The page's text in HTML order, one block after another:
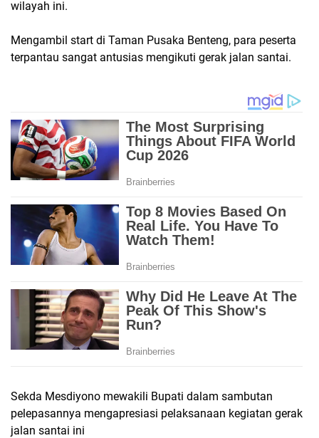
wilayah ini.
Mengambil start di Taman Pusaka Benteng, para peserta
terpantau sangat antusias mengikuti gerak jalan santai.
Sekda Mesdiyono mewakili Bupati dalam sambutan
pelepasannya mengapresiasi pelaksanaan kegiatan gerak
jalan santai ini